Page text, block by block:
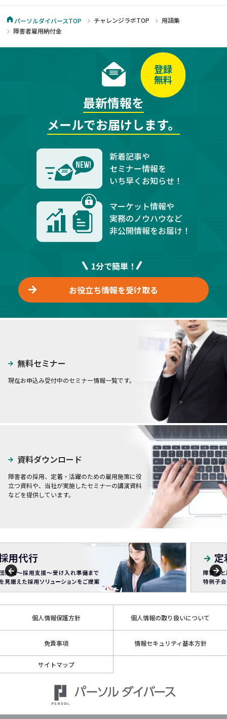
パーソルダイバースTOP チャレンジラボTOP
用語集
障害者雇用納付金
最新情報を
メールでお届けします。
登録
無料
新着記事や
セミナー情報を
いち早くお知らせ！
マーケット情報や
実務のノウハウなど
非公開情報をお届け！
1分で簡単！
お役立ち情報を受け取る
無料セミナー
現在お申込み受付中のセミナー情報一覧です。
資料ダウンロード
障害者の採用、定着・活躍のための雇用施策に役
立つ資料や、当社が実施したセミナーの講演資料
などを提供しています。
個人情報保護方針 個人情報の取り扱いについて
免責事項 情報セキュリティ基本方針
サイトマップ